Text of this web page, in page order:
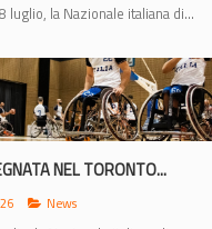
luglio, la Nazionale italiana di...
NEL TORONTO...
News